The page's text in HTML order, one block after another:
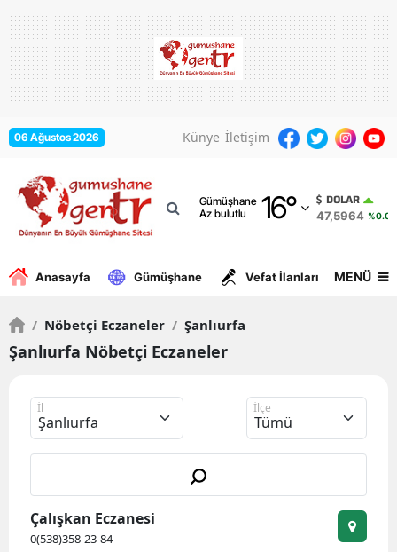
06 Ağustos 2026 Künye İletişim
Gümüşhane
Az bulutlu
16°
Adana
Adıyaman
Afyonkarahisar
Amasya
Antalya
Bilecik
Bingöl
DOLAR
47,5964 %0.04
Anasayfa Gümüşhane Vefat İlanları MENÜ
/ Nöbetçi Eczaneler / Şanlıurfa
Şanlıurfa Nöbetçi Eczaneler
İl İlçe
Çalışkan Eczanesi
0(538)358-23-84